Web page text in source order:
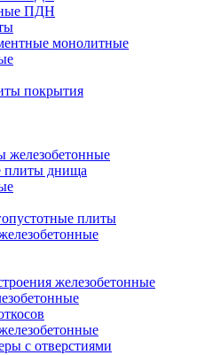
ПДН
монолитные
покрытия
плиты днища
плиты
железобетонные
с отверстиями